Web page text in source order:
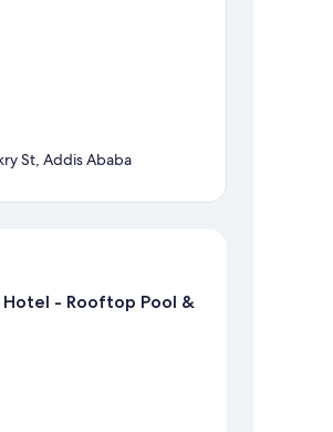
St, Addis Ababa
- Rooftop Pool &